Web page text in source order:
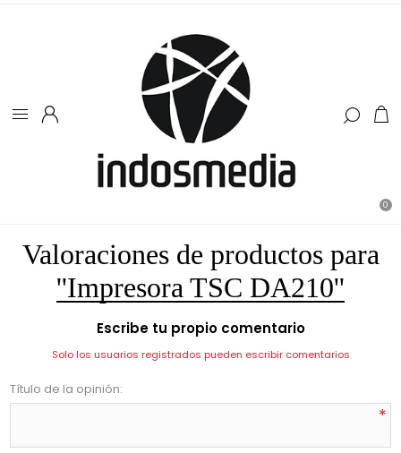
0
Valoraciones de productos para
Impresora TSC DA210
Escribe tu propio comentario
Solo los usuarios registrados pueden escribir comentarios
Título de la opinión:
*